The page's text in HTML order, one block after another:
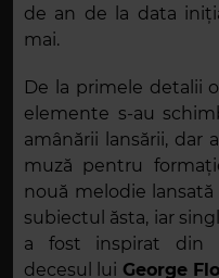
de an de la data
mai.
De la primele detalii
elemente s-au
amânării lansării, dar
muză pentru
nouă melodie
subiectul ăsta, iar
a fost inspirat din
decesul lui George